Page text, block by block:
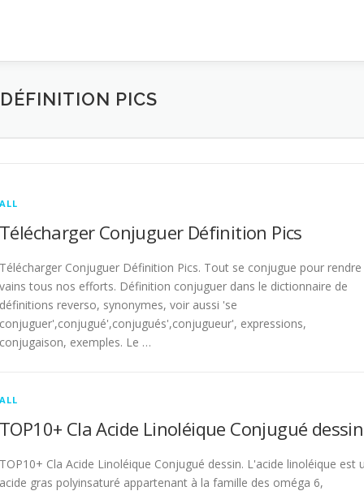
PICS
ALL
Télécharger Conjuguer Définition Pics
Télécharger Conjuguer Définition Pics. Tout se conjugue pour rendre
vains tous nos efforts. Définition conjuguer dans le dictionnaire de
définitions reverso, synonymes, voir aussi 'se
conjuguer',conjugué',conjugués',conjugueur', expressions,
conjugaison, exemples. Le …
ALL
TOP10+ Cla Acide Linoléique Conjugué dessin
TOP10+ Cla Acide Linoléique Conjugué dessin. L'acide linoléique est
acide gras polyinsaturé appartenant à la famille des oméga 6,